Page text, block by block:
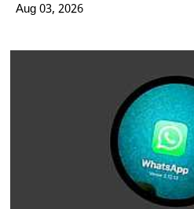
Aug 03, 2026